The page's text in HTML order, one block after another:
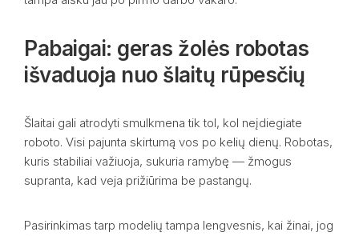
Pabaigai: geras žolės robotas
išvaduoja nuo šlaitų rūpesčių
Šlaitai gali atrodyti smulkmena tik tol, kol neįdiegiate
roboto. Visi pajunta skirtumą vos po kelių dienų. Robotas,
kuris stabiliai važiuoja, sukuria ramybę — žmogus
supranta, kad veja prižiūrima be pastangų.
Pasirinkimas tarp modelių tampa lengvesnis, kai žinai, jog